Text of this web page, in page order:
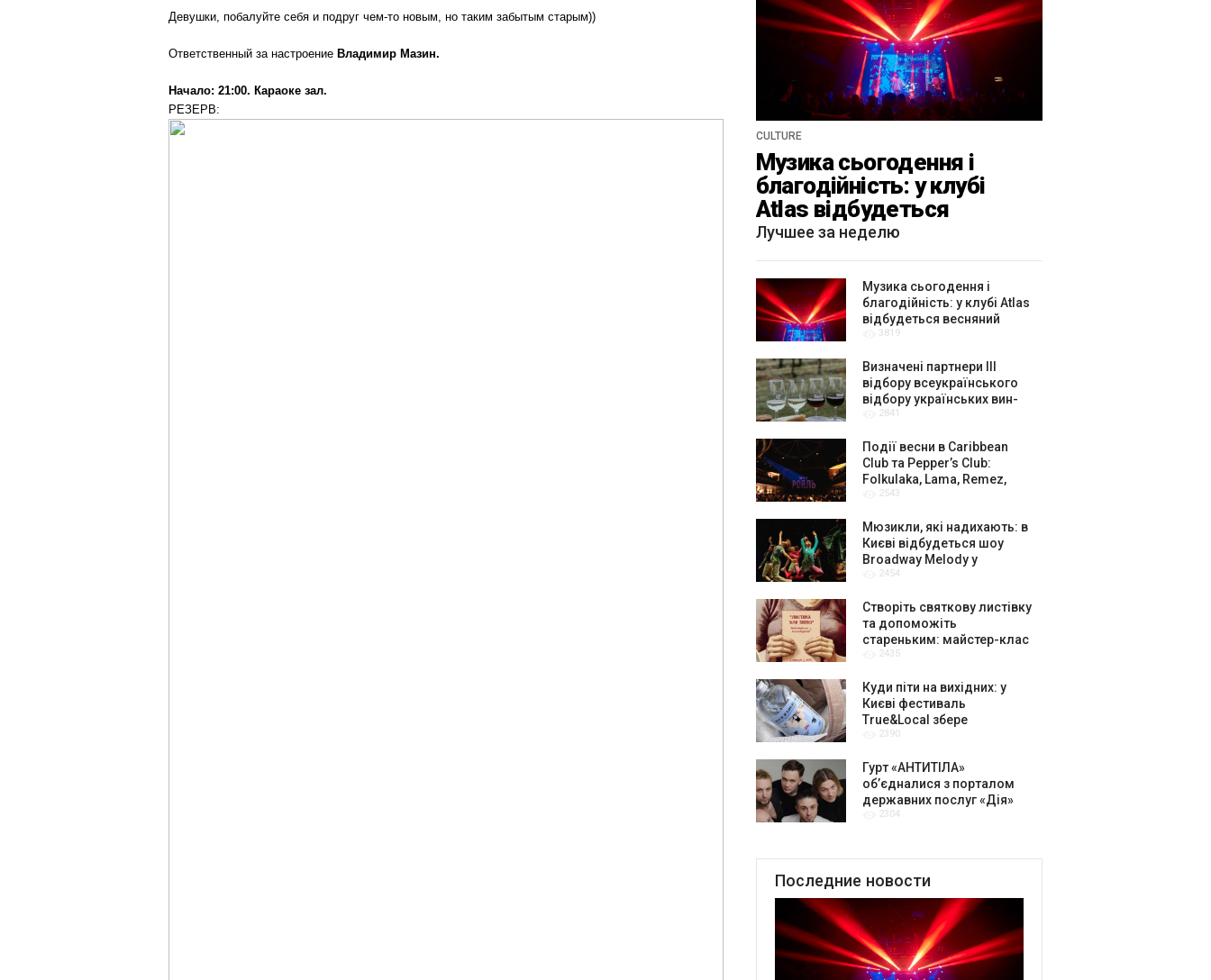
Девушки, побалуйте себя и подруг чем-то новым, но таким забытым старым))
Ответственный за настроение Владимир Мазин.
Начало: 21:00. Караоке зал.
РЕЗЕРВ:
CULTURE
Музика сьогодення і
благодійність: у клубі
Atlas відбудеться
весняний «ГОМІН»
Лучшее за неделю
Музика сьогодення і
благодійність: у клубі Atlas
відбудеться весняний
«ГОМІН»
3819
Визначені партнери ІІІ
відбору всеукраїнського
відбору українських вин-
амбасадорів
2841
Події весни в Caribbean
Club та Pepper’s Club:
Folkulaka, Lama, Remez,
вар’єте «Рояль» і триб’ют-
2543
Мюзикли, які надихають: в
Києві відбудеться шоу
Broadway Melody у
виконанні юних артистів
2454
Створіть святкову листівку
та допоможіть
стареньким: майстер-клас
від БФ «Юлині Бабусі» на
2435
Куди піти на вихідних: у
Києві фестиваль
True&Local збере
крафтярів, лекторів і гурт
2390
Гурт «АНТИТІЛА»
обʼєдналися з порталом
державних послуг «Дія»
для привітання молодят
2304
Последние новости